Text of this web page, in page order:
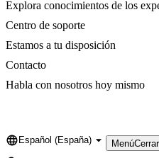
Explora conocimientos de los
Centro de soporte
Estamos a tu disposición
Contacto
Habla con nosotros hoy mismo
Language
Español (España) MenúCerrar